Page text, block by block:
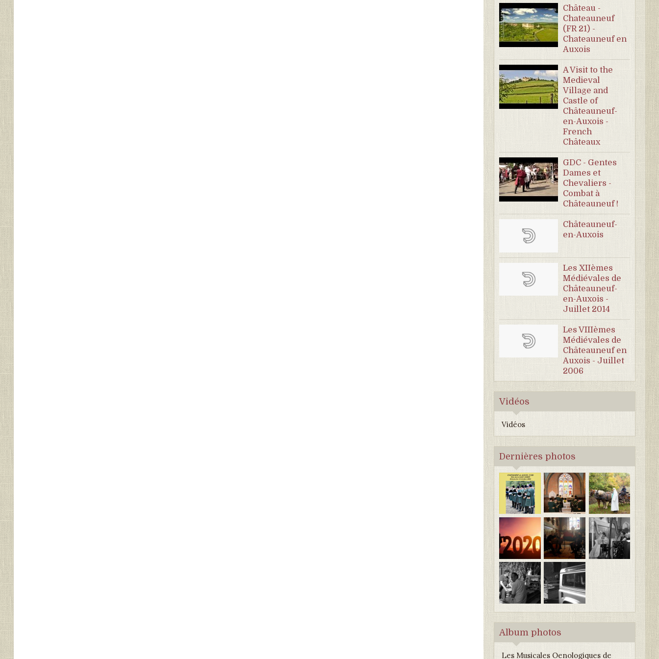
Château -
Chateauneuf
(FR 21) -
Chateauneuf en
Auxois
A Visit to the
Medieval
Village and
Castle of
Châteauneuf-
en-Auxois -
French
Châteaux
GDC - Gentes
Dames et
Chevaliers -
Combat à
Châteauneuf !
Châteauneuf-
en-Auxois
Les XIIèmes
Médiévales de
Châteauneuf-
en-Auxois -
Juillet 2014
Les VIIIèmes
Médiévales de
Châteauneuf en
Auxois - Juillet
2006
Vidéos
Vidéos
Dernières photos
Album photos
Les Musicales Oenologiques de